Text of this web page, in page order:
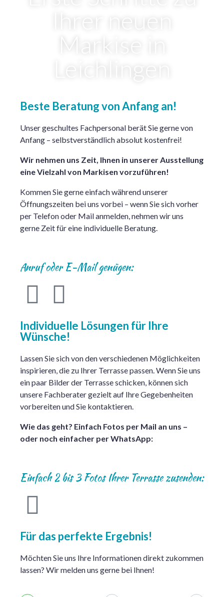
Markise in
Beste Beratung von Anfang an!
Unser geschultes Fachpersonal berät Sie gerne von
Anfang – selbstverständlich absolut kostenfrei!
Wir nehmen uns Zeit, Ihnen in unserer Ausstellung
eine Vielzahl von Markisen vorzuführen!
Kommen Sie gerne einfach während unserer
Öffnungszeiten bei uns vorbei – wenn Sie sich vorher
per Telefon oder Mail anmelden, nehmen wir uns
gerne Zeit für eine individuelle Beratung.
Anruf oder E-Mail genügen:
Individuelle Lösungen für Ihre
Wünsche!
Lassen Sie sich von den verschiedenen Möglichkeiten
inspirieren, die zu Ihrer Terrasse passen. Wenn Sie uns
ein paar Bilder der Terrasse schicken, können sich
unsere Fachberater gezielt auf Ihre Gegebenheiten
vorbereiten und Sie kontaktieren.
Wie das geht? Einfach Fotos per Mail an uns –
oder noch einfacher per WhatsApp:
Einfach 2 bis 3 Fotos Ihrer Terrasse zusenden:
Für das perfekte Ergebnis!
Möchten Sie uns Ihre Informationen direkt zukommen
lassen? Wir melden uns gerne bei Ihnen!